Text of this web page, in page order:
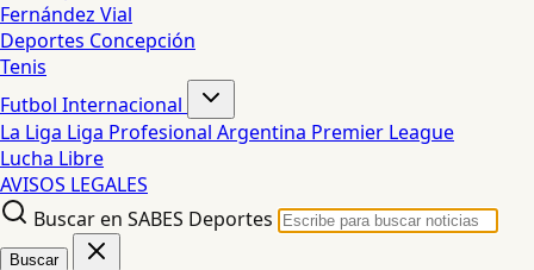
Fernández Vial
Deportes Concepción
Tenis
Futbol Internacional
La Liga Liga Profesional Argentina Premier League
Lucha Libre
AVISOS LEGALES
Buscar en SABES Deportes
Buscar